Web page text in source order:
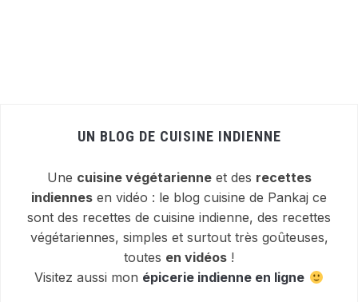
UN BLOG DE CUISINE INDIENNE
Une cuisine végétarienneet des recettes
indiennes en vidéo : le blog cuisine de Pankaj ce
sont des recettes de cuisine indienne, des recettes
végétariennes, simples et surtout très goûteuses,
toutes en vidéos !
Visitez aussi mon épicerie indienne en ligne